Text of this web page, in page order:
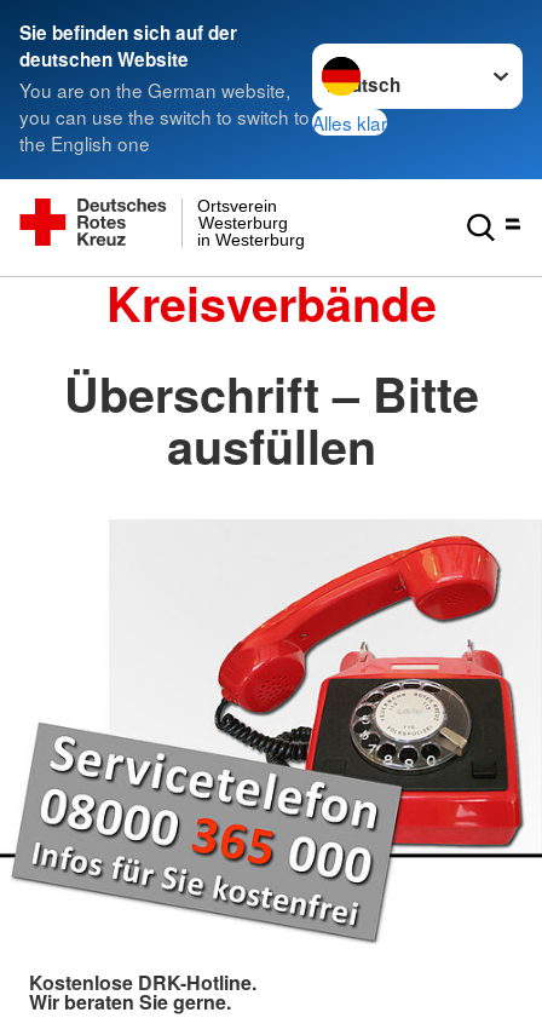
Sie befinden sich auf der
deutschen Website
You are on the German website,
you can use the switch to switch to
the English one
Sprache wechseln zu
Alles klar
in Westerburg
Westerburg
Ortsverein
Kreisverbände
Überschrift – Bitte
ausfüllen
Kostenlose DRK-Hotline.
Wir beraten Sie gerne.